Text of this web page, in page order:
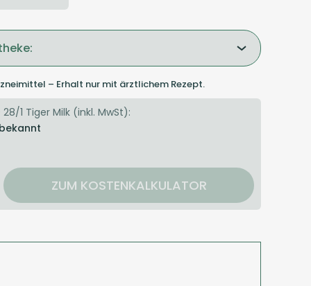
– Erhalt nur mit ärztlichem Rezept.
1 Tiger Milk (inkl. MwSt):
ZUM KOSTENKALKULATOR